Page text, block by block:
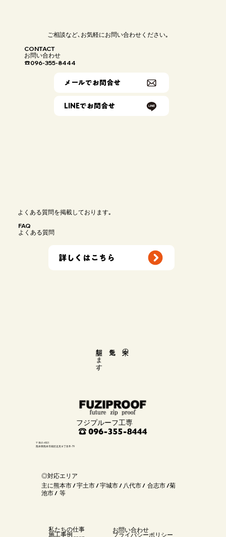
ご相談など､お気軽にお問い合わせください｡
CONTACT
お問い合わせ
☎096-355-8444
メールでお問合せ
LINEでお問合せ
よくある質問を掲載しております｡
FAQ
よくある質問
詳しくはこちら
未来の
元気を
​証明します。
フジプルーフ工専
〒861-4101
熊本県熊本市南区近見８丁目8-79
◎対応エリア
主に熊本市 / 宇土市 / 宇城市 / 八代市 / 合志市 /菊
池市 / 等
私たちの仕事
施工事例
お問い合わせ
プライバシーポリシー